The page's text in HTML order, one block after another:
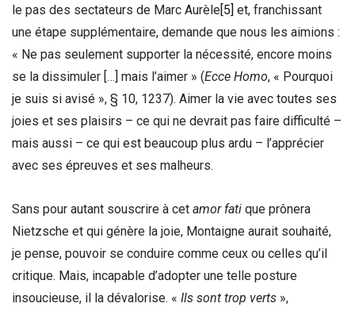
le pas des sectateurs de Marc Aurèle[5] et, franchissant
une étape supplémentaire, demande que nous les aimions :
« Ne pas seulement supporter la nécessité, encore moins
se la dissimuler […] mais l’aimer » (Ecce Homo, « Pourquoi
je suis si avisé », § 10, 1237). Aimer la vie avec toutes ses
joies et ses plaisirs – ce qui ne devrait pas faire difficulté –
mais aussi – ce qui est beaucoup plus ardu – l’apprécier
avec ses épreuves et ses malheurs.
Sans pour autant souscrire à cet amor fati que prônera
Nietzsche et qui génère la joie, Montaigne aurait souhaité,
je pense, pouvoir se conduire comme ceux ou celles qu’il
critique. Mais, incapable d’adopter une telle posture
insoucieuse, il la dévalorise. « Ils sont trop verts »,